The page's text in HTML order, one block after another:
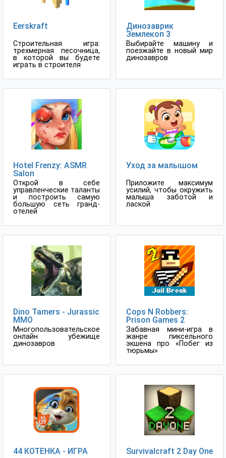
Eerskraft
Строительная игра:
трехмерная песочница,
в которой вы будете
играть в строителя
Динозаврик
Землекоп 3
Выбирайте машину и
поезжайте в новый мир
динозавров
Hotel Frenzy: ASMR
Salon
Открой в себе
управленческие таланты
и построить самую
большую сеть гранд-
отелей
Уход за малышом
Приложите максимум
усилий, чтобы окружить
малыша заботой и
лаской
Dino Tamers - Jurassic
MMO
Многопользовательское
онлайн убежище
динозавров
Cops N Robbers:
Prison Games 2
Забавная мини-игра в
жанре пиксельного
экшена про «Побег из
тюрьмы»
44 КОТЁНКА - ИГРА Survivalcraft 2 Day One